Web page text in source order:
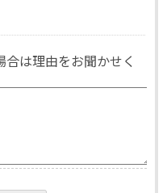
は理由をお聞かせく